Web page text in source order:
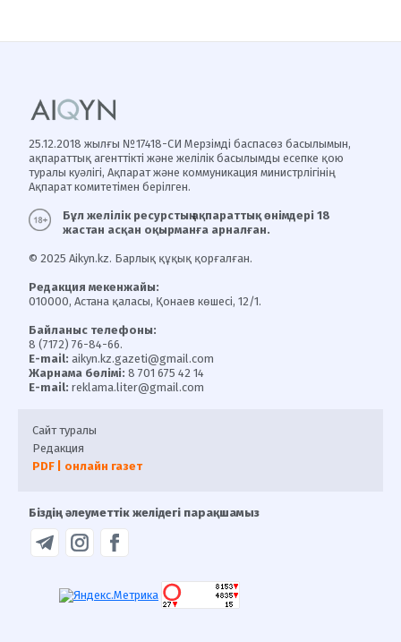
25.12.2018 жылғы №17418-СИ Мерзімді баспасөз басылымын,
ақпараттық агенттікті және желілік басылымды есепке қою
туралы куәлігі, Ақпарат және коммуникация министрлігінің
Ақпарат комитетімен берілген.
Бұл желілік ресурстың ақпараттық өнімдері 18
жастан асқан оқырманға арналған.
© 2025 Aikyn.kz. Барлық құқық қорғалған.
Редакция мекенжайы:
010000, Астана қаласы, Қонаев көшесі, 12/1.
Байланыс телефоны:
8 (7172) 76-84-66.
E-mail: aikyn.kz.gazeti@gmail.com
Жарнама бөлімі: 8 701 675 42 14
E-mail: reklama.liter@gmail.com
Сайт туралы
Редакция
PDF | онлайн газет
Біздің әлеуметтік желідегі парақшамыз